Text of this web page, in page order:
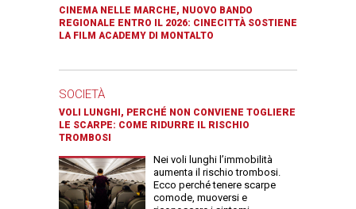
CINEMA NELLE MARCHE, NUOVO BANDO
REGIONALE ENTRO IL 2026: CINECITTÀ SOSTIENE
LA FILM ACADEMY DI MONTALTO
SOCIETÀ
VOLI LUNGHI, PERCHÉ NON CONVIENE TOGLIERE
LE SCARPE: COME RIDURRE IL RISCHIO
TROMBOSI
Nei voli lunghi l’immobilità
aumenta il rischio trombosi.
Ecco perché tenere scarpe
comode, muoversi e